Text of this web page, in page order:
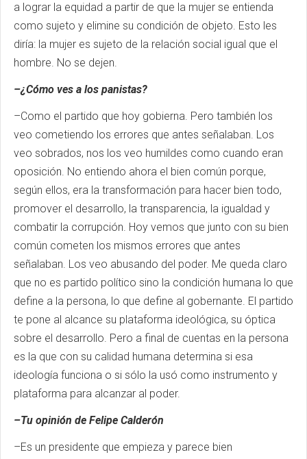
a lograr la equidad a partir de que la mujer se entienda
como sujeto y elimine su condición de objeto. Esto les
diría: la mujer es sujeto de la relación social igual que el
hombre. No se dejen.
–¿Cómo ves a los panistas?
–Como el partido que hoy gobierna. Pero también los
veo cometiendo los errores que antes señalaban. Los
veo sobrados, nos los veo humildes como cuando eran
oposición. No entiendo ahora el bien común porque,
según ellos, era la transformación para hacer bien todo,
promover el desarrollo, la transparencia, la igualdad y
combatir la corrupción. Hoy vemos que junto con su bien
común cometen los mismos errores que antes
señalaban. Los veo abusando del poder. Me queda claro
que no es partido político sino la condición humana lo que
define a la persona, lo que define al gobernante. El partido
te pone al alcance su plataforma ideológica, su óptica
sobre el desarrollo. Pero a final de cuentas en la persona
es la que con su calidad humana determina si esa
ideología funciona o si sólo la usó como instrumento y
plataforma para alcanzar al poder.
–Tu opinión de Felipe Calderón
–Es un presidente que empieza y parece bien